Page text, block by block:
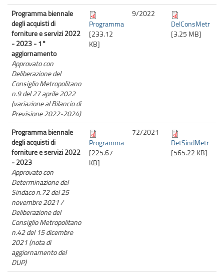
Programma biennale
degli acquisti di
forniture e servizi 2022
- 2023 - 1°
aggiornamento
Approvato con
Deliberazione del
Consiglio Metropolitano
n.9 del 27 aprile 2022
(variazione al Bilancio di
Previsione 2022-2024)
Programma
[233.12
KB]
9/2022
DelConsMetr
[3.25 MB]
Programma biennale
degli acquisti di
forniture e servizi 2022
- 2023
Approvato con
Determinazione del
Sindaco n.72 del 25
novembre 2021 /
Deliberazione del
Consiglio Metropolitano
n.42 del 15 dicembre
2021 (nota di
aggiornamento del
DUP)
Programma
[225.67
KB]
72/2021
DetSindMetr
[565.22 KB]